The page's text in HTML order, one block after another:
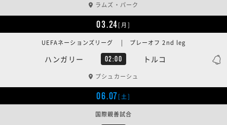
ラムズ・パーク
03.24[月]
ハンガリー 02:00 トルコ
UEFAネーションズリーグ | プレーオフ 2nd leg
プシュカーシュ
06.07[土]
国際親善試合